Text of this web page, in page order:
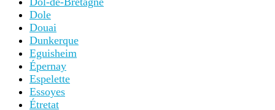
Dole
Douai
Dunkerque
Eguisheim
Épernay
Espelette
Essoyes
Étretat